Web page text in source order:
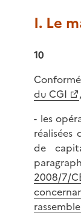
I. Le
10
du CGI
- les
réalisées
de
2008/7/